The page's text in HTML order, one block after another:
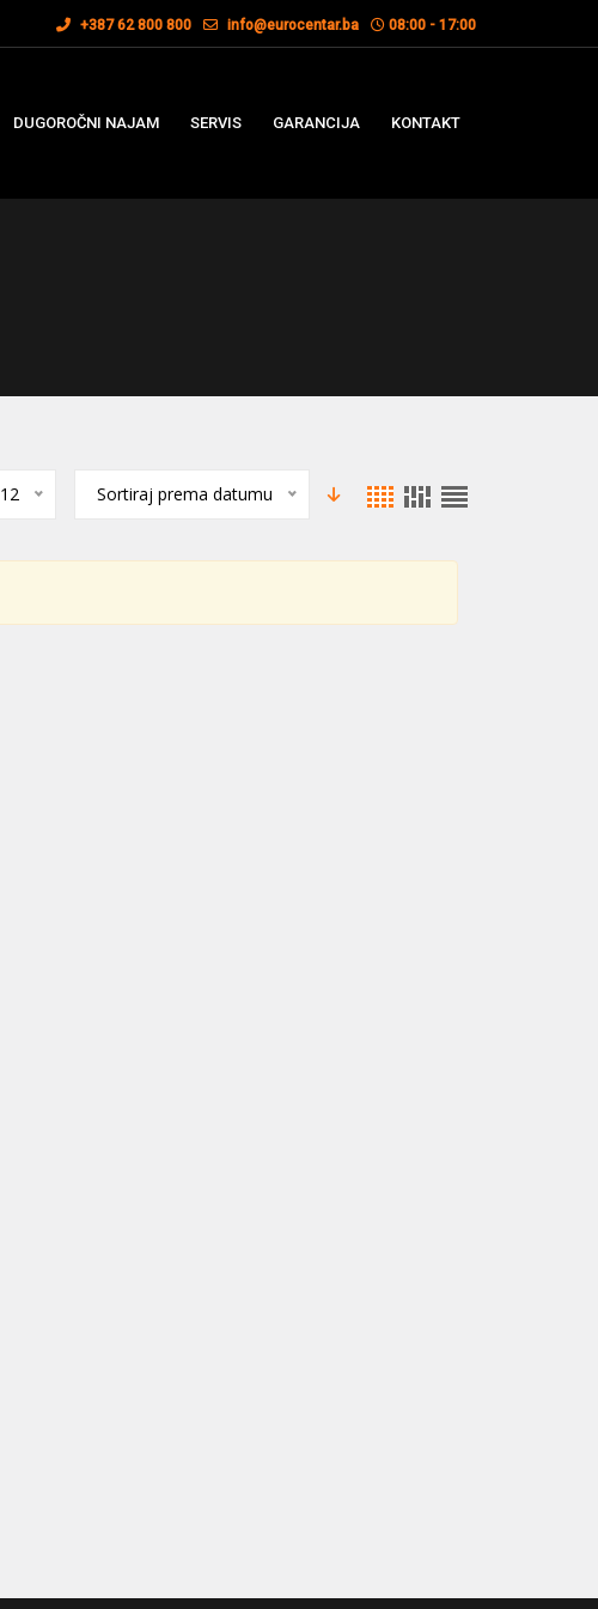
+387 62 800 800 info@eurocentar.ba 08:00 - 17:00
DUGOROČNI NAJAM SERVIS GARANCIJA KONTAKT
12 Sortiraj prema datumu